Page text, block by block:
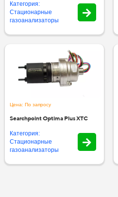
Категория:
Стационарные
газоанализаторы
Цена: По запросу
Searchpoint Optima Plus XTC
Категория:
Стационарные
газоанализаторы